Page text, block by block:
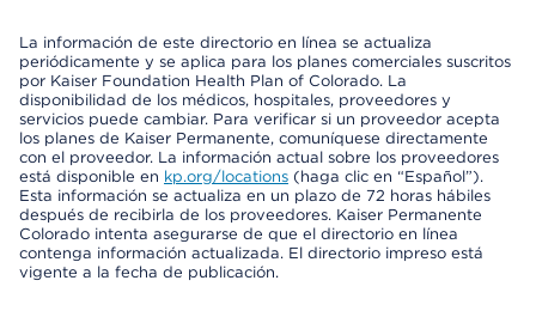
La información de este directorio en línea se actualiza
periódicamente y se aplica para los planes comerciales suscritos
por Kaiser Foundation Health Plan of Colorado. La
disponibilidad de los médicos, hospitales, proveedores y
servicios puede cambiar. Para verificar si un proveedor acepta
los planes de Kaiser Permanente, comuníquese directamente
con el proveedor. La información actual sobre los proveedores
está disponible en kp.org/locations (haga clic en “Español”).
Esta información se actualiza en un plazo de 72 horas hábiles
después de recibirla de los proveedores. Kaiser Permanente
Colorado intenta asegurarse de que el directorio en línea
contenga información actualizada. El directorio impreso está
vigente a la fecha de publicación.